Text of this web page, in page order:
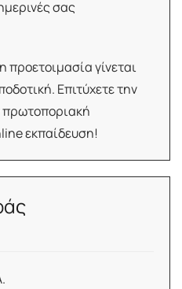
σας
γίνεται
Επιτύχετε την
πρωτοποριακή
εκπαίδευση!